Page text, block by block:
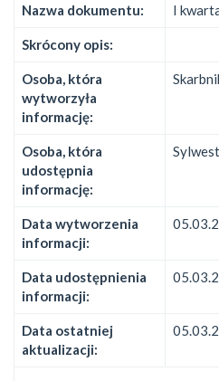
Nazwa dokumentu: I
Skrócony opis:
Osoba, która
wytworzyła
informację:
Osoba, która
udostępnia
informację:
Data wytworzenia
informacji:
Data udostępnienia
informacji:
Data ostatniej
aktualizacji: